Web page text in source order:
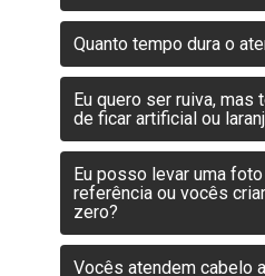
Quanto tempo dura o
Eu quero ser ruiva, mas
de ficar artificial ou
Eu posso levar uma
referência ou vocês
zero?
Vocês atendem cabelo